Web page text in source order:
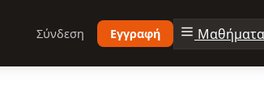
Σύνδεση Εγγραφή Μαθήματα